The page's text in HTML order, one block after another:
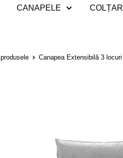
CANAPELE
Canapea Extensibilă 3